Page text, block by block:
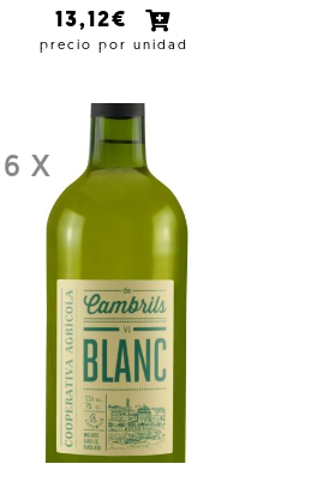
13,12€
precio por unidad
6 X